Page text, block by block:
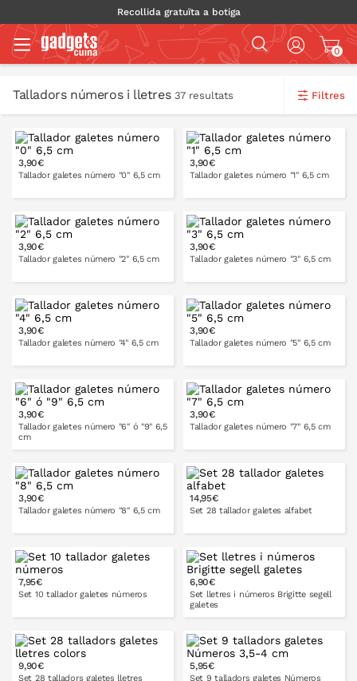
Recollida gratuïta a botiga
0
Talladors números i lletres 37 resultats Filtres
3,90€
Tallador galetes número "0" 6,5 cm
A LA CISTELLA
3,90€
Tallador galetes número "1" 6,5 cm
A LA CISTELLA
3,90€
Tallador galetes número "2" 6,5 cm
A LA CISTELLA
3,90€
Tallador galetes número "3" 6,5 cm
A LA CISTELLA
3,90€
Tallador galetes número "4" 6,5 cm
A LA CISTELLA
3,90€
Tallador galetes número "5" 6,5 cm
A LA CISTELLA
3,90€
Tallador galetes número "6" ó "9" 6,5
cm
A LA CISTELLA
3,90€
Tallador galetes número "7" 6,5 cm
A LA CISTELLA
3,90€
Tallador galetes número "8" 6,5 cm
A LA CISTELLA
14,95€
Set 28 tallador galetes alfabet
A LA CISTELLA
7,95€
Set 10 tallador galetes números
A LA CISTELLA
6,90€
Set lletres i números Brigitte segell
galetes
A LA CISTELLA
9,90€
Set 28 talladors galetes lletres
5,95€
Set 9 talladors galetes Números